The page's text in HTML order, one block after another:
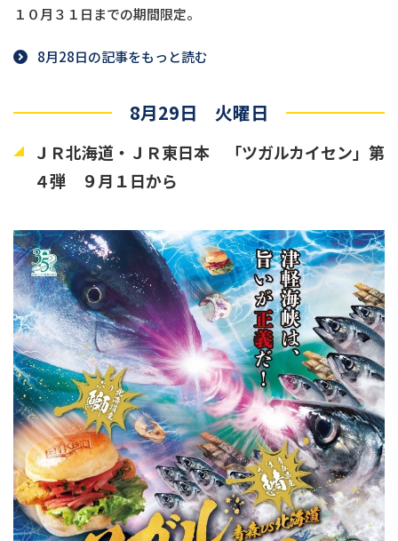
１０月３１日までの期間限定。
8月28日の記事をもっと読む
8月29日 火曜日
ＪＲ北海道・ＪＲ東日本 「ツガルカイセン」第
４弾 ９月１日から